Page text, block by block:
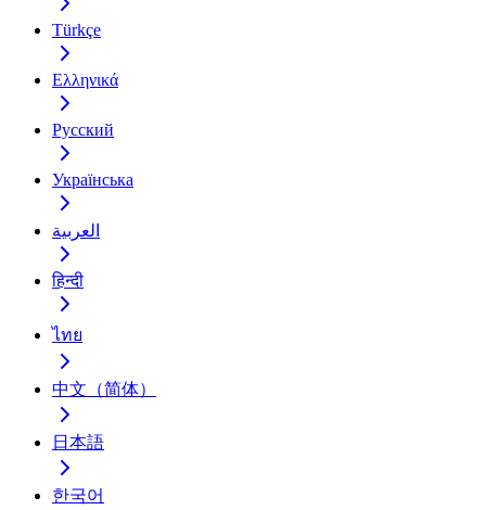
Türkçe
Ελληνικά
Русский
Українська
العربية
हिन्दी
ไทย
中文（简体）
日本語
한국어